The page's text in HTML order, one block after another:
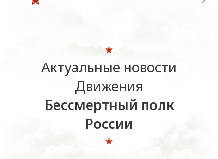
Актуальные новости
Движения
Бессмертный полк
России